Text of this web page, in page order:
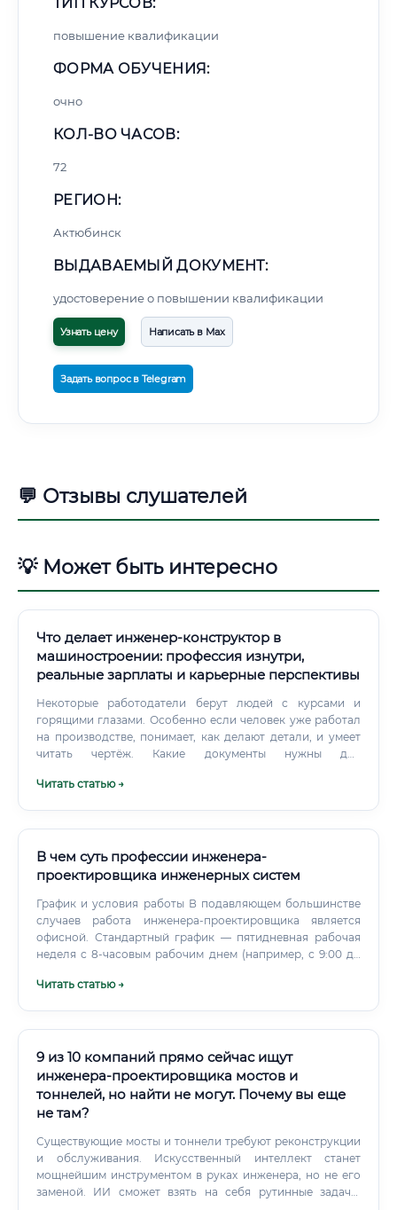
повышение квалификации
ФОРМА ОБУЧЕНИЯ:
очно
КОЛ-ВО ЧАСОВ:
72
РЕГИОН:
Актюбинск
ВЫДАВАЕМЫЙ ДОКУМЕНТ:
удостоверение о повышении квалификации
Узнать цену Написать в Max
Задать вопрос в Telegram
💬 Отзывы слушателей
💡 Может быть интересно
Что делает инженер-конструктор в
машиностроении: профессия изнутри,
реальные зарплаты и карьерные перспективы
Некоторые работодатели берут людей с курсами и
горящими глазами. Особенно если человек уже работал
на производстве, понимает, как делают детали, и умеет
читать чертёж. Какие документы нужны для
предприятия.
Читать статью →
В чем суть профессии инженера-
проектировщика инженерных систем
График и условия работы В подавляющем большинстве
случаев работа инженера-проектировщика является
офисной. Стандартный график — пятидневная рабочая
неделя с 8-часовым рабочим днем (например, с 9:00 до
специализированных программах.
Читать статью →
9 из 10 компаний прямо сейчас ищут
инженера-проектировщика мостов и
тоннелей, но найти не могут. Почему вы еще
не там?
Существующие мосты и тоннели требуют реконструкции
и обслуживания. Искусственный интеллект станет
мощнейшим инструментом в руках инженера, но не его
заменой. ИИ сможет взять на себя рутинные задачи: